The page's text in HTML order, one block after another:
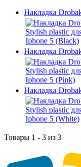
Накладка
Накладка
Накладка
Товары 1 - 3 из 3